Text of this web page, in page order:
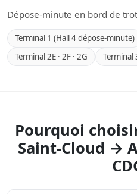
Dépose-minute en bord de
Terminal 1 (Hall 4 dépose-minute)
Terminal 2E · 2F · 2G
Terminal
Pourquoi
Saint-Cloud →